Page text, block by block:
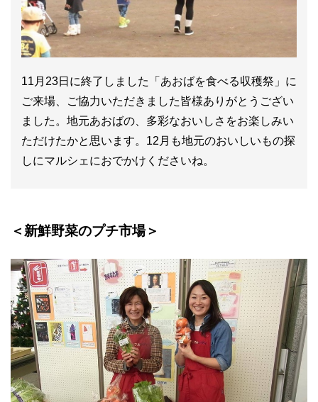
11月23日に終了しました「あおばを食べる収穫祭」に
ご来場、ご協力いただきました皆様ありがとうござい
ました。地元あおばの、多彩なおいしさをお楽しみい
ただけたかと思います。12月も地元のおいしいもの探
しにマルシェにおでかけくださいね。
＜新鮮野菜のプチ市場＞